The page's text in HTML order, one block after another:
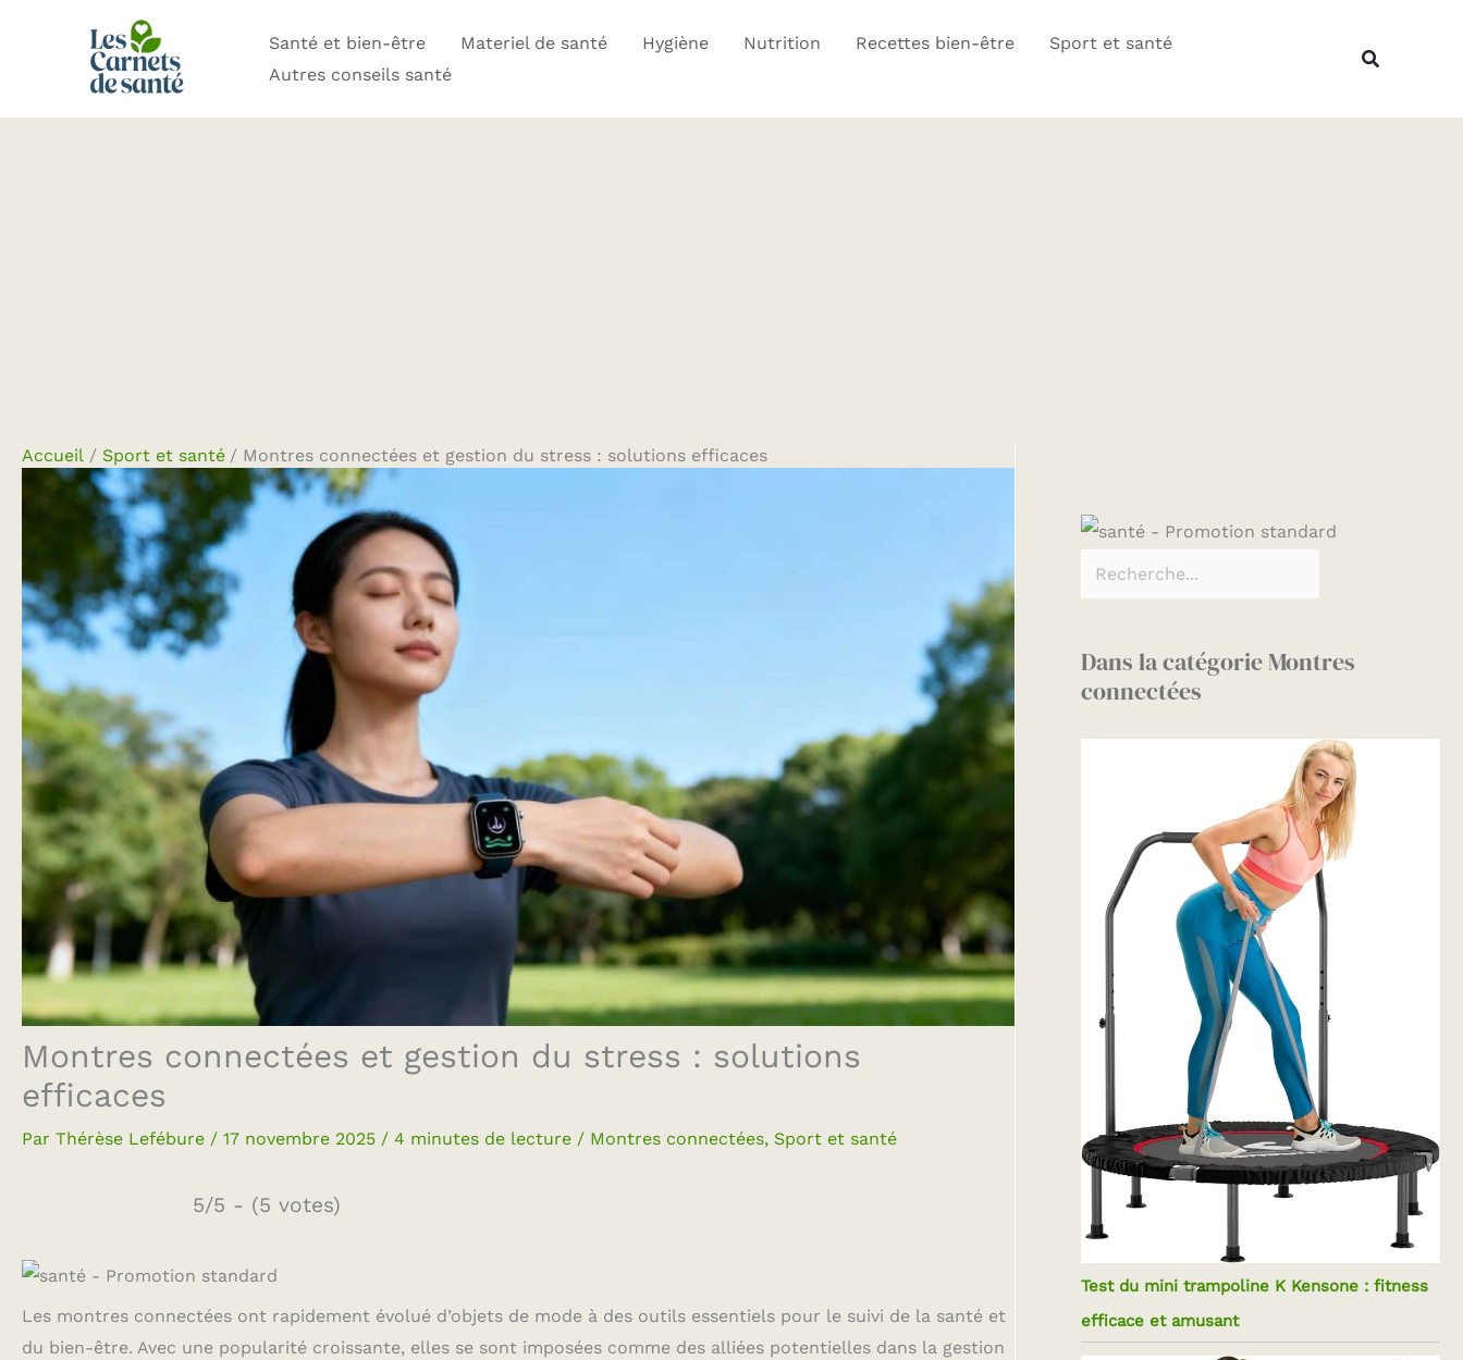
Santé et bien-être Materiel de santé Hygiène Nutrition Recettes bien-être
Sport et santé
Autres conseils santé
Accueil Sport et santé Montres connectées et gestion du stress : solutions efficaces
Montres connectées et gestion du stress : solutions
efficaces
Par Thérèse Lefébure / 17 novembre 2025 / 4 minutes de lecture / Montres connectées, Sport et santé
5/5 - (5 votes)
Les montres connectées ont rapidement évolué d’objets de mode à des outils essentiels pour le suivi de la santé et
du bien-être. Avec une popularité croissante, elles se sont imposées comme des alliées potentielles dans la gestion
Dans la catégorie Montres
connectées
Test du mini trampoline K Kensone : fitness
efficace et amusant